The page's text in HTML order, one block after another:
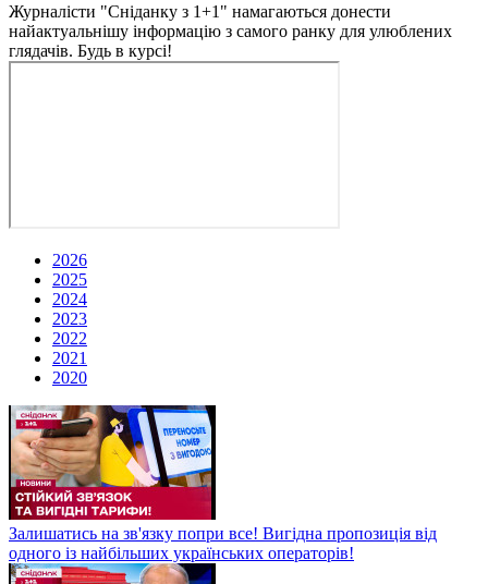
Журналісти "Сніданку з 1+1" намагаються донести
найактуальнішу інформацію з самого ранку для улюблених
глядачів. Будь в курсі!
2026
2025
2024
2023
2022
2021
2020
Залишатись на зв'язку попри все! Вигідна пропозиція від
одного із найбільших українських операторів!